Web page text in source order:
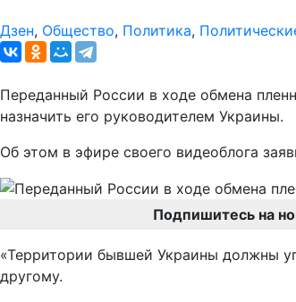
Дзен, Общество, Политика,
Переданный России в ходе обмена
назначить его руководителем Украины.
Об этом в эфире своего видеоблога
Подпишитесь на
«Территории бывшей Украины должны
другому.